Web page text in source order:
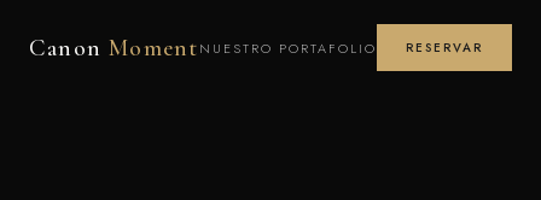
CanonMomentNUESTRO PORTAFOLIO RESERVAR